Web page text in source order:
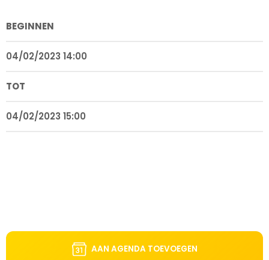
BEGINNEN
04/02/2023 14:00
TOT
04/02/2023 15:00
AAN AGENDA TOEVOEGEN